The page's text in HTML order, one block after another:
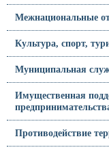
Межнациональные
Культура, спорт,
Муниципальная
Имущественная
Противодействие